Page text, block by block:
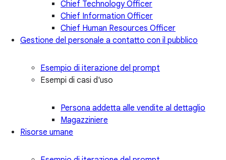
Chief Technology Officer
Chief Information Officer
Chief Human Resources Officer
Gestione del personale a contatto con il pubblico
Esempio di iterazione del prompt
Esempi di casi d'uso
Persona addetta alle vendite al dettaglio
Magazziniere
Risorse umane